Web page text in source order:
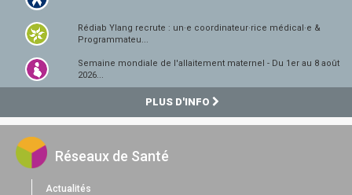
Rédiab Ylang recrute : un·e coordinateur·rice médical·e &
Programmateu...
Semaine mondiale de l'allaitement maternel - Du 1er au 8 août
2026...
PLUS D'INFO
Réseaux de Santé
Actualités